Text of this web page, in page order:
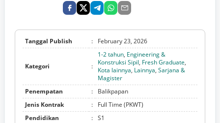
Tanggal Publish : February 23, 2026
Kategori :
1-2 tahun, Engineering &
Konstruksi Sipil, Fresh Graduate,
Kota lainnya, Lainnya, Sarjana &
Magister
Penempatan
:
Balikpapan
Jenis Kontrak
:
Full Time (PKWT)
Pendidikan
: S1